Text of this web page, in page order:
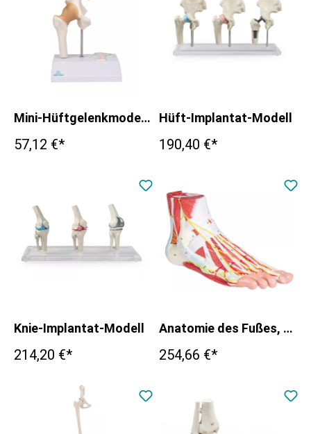
Mini-Hüftgelenkmodell mit Querschnitt
57,12 €*
Hüft-Implantat-Modell
190,40 €*
Knie-Implantat-Modell
214,20 €*
Anatomie des Fußes, 9-teilig
254,66 €*